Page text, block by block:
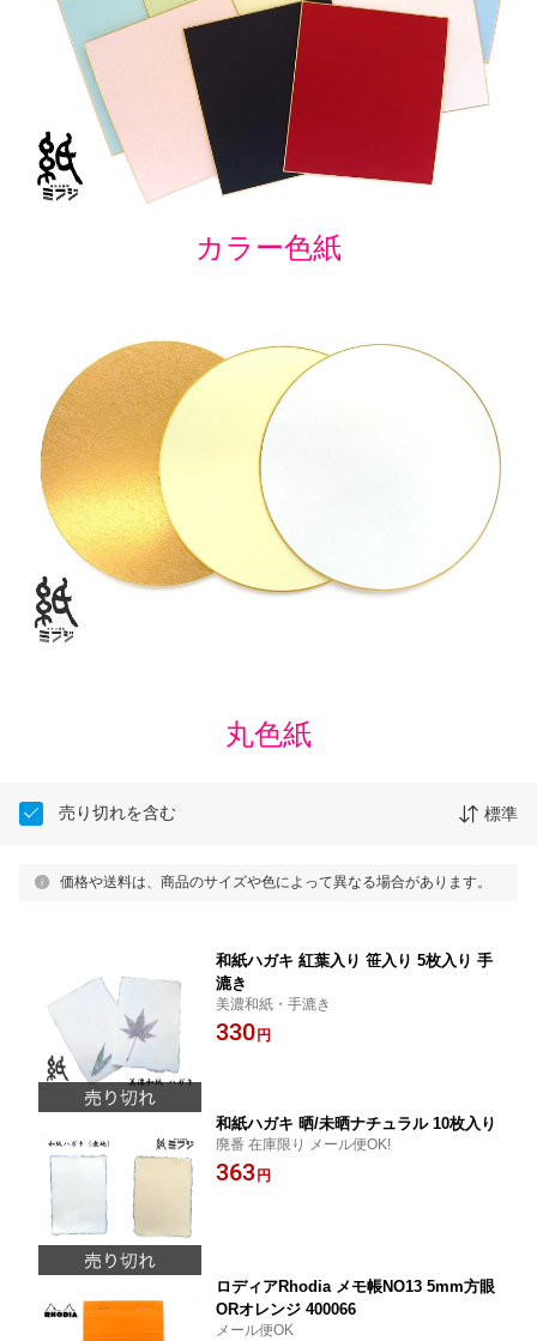
カラー色紙
丸色紙
売り切れを含む 標準
価格や送料は、商品のサイズや色によって異なる場合があります。
和紙ハガキ 紅葉入り 笹入り 5枚入り 手
漉き
美濃和紙・手漉き
330 円
和紙ハガキ 晒/未晒ナチュラル 10枚入り
廃番 在庫限り メール便OK!
363 円
ロディアRhodia メモ帳NO13 5mm方眼
ORオレンジ 400066
メール便OK